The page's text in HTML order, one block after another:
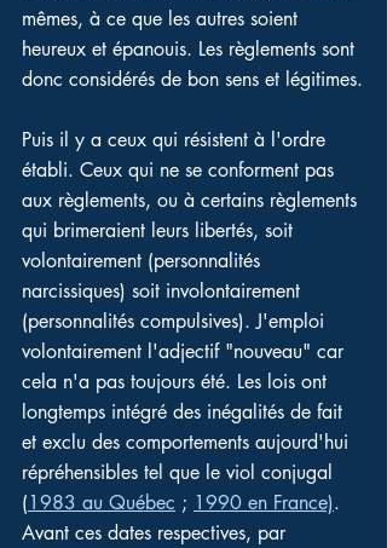
mêmes, à ce que les autres soient
heureux et épanouis. Les règlements sont
donc considérés de bon sens et légitimes.
Puis il y a ceux qui résistent à l'ordre
établi. Ceux qui ne se conforment pas
aux règlements, ou à certains règlements
qui brimeraient leurs libertés, soit
volontairement (personnalités
narcissiques) soit involontairement
(personnalités compulsives). J'emploi
volontairement l'adjectif "nouveau" car
cela n'a pas toujours été. Les lois ont
longtemps intégré des inégalités de fait
et exclu des comportements aujourd'hui
répréhensibles tel que le viol conjugal
(1983 au Québec ; 1990 en France).
Avant ces dates respectives, par